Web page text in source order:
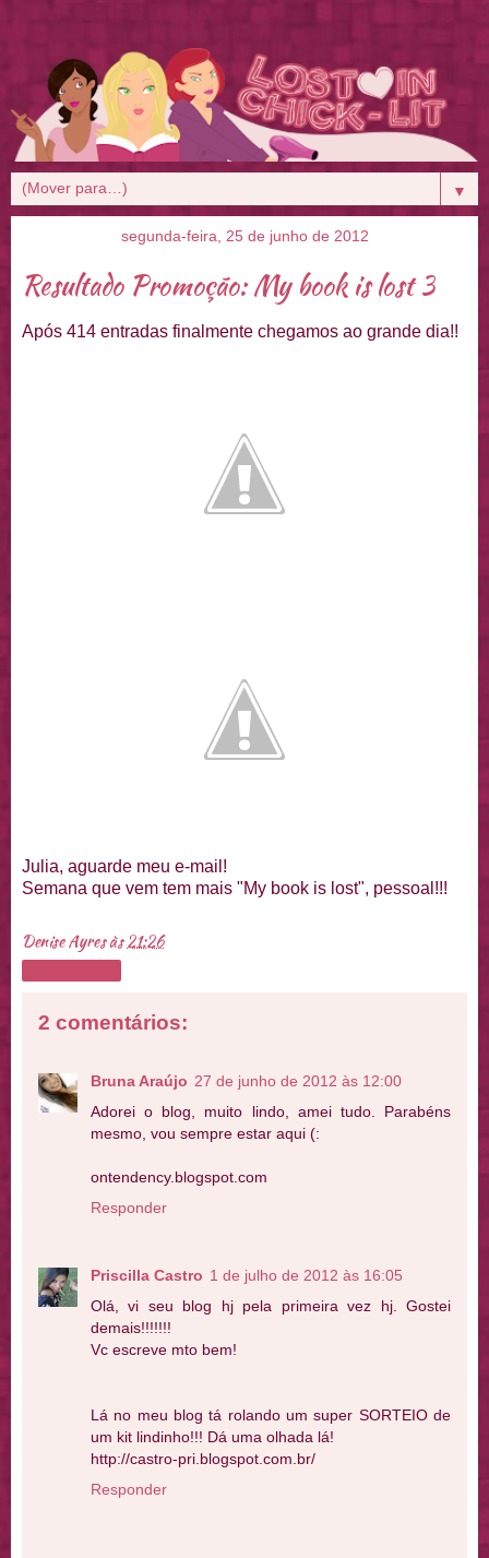
▼
segunda-feira, 25 de junho de 2012
Resultado Promoção: My book is lost 3
Após 414 entradas finalmente chegamos ao grande dia!!
Julia, aguarde meu e-mail!
Semana que vem tem mais "My book is lost", pessoal!!!
Denise Ayresàs21:26
2 comentários:
Bruna Araújo 27 de junho de 2012 às 12:00
Adorei o blog, muito lindo, amei tudo. Parabéns
mesmo, vou sempre estar aqui (:
ontendency.blogspot.com
Responder
Priscilla Castro 1 de julho de 2012 às 16:05
Olá, vi seu blog hj pela primeira vez hj. Gostei
demais!!!!!!!
Vc escreve mto bem!
Lá no meu blog tá rolando um super SORTEIO de
um kit lindinho!!! Dá uma olhada lá!
http://castro-pri.blogspot.com.br/
Responder